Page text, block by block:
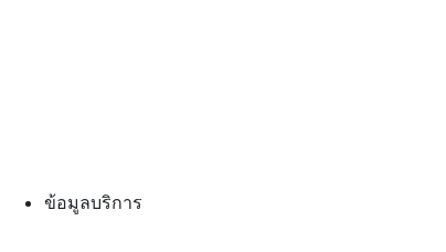
ข้อมูลบริการ